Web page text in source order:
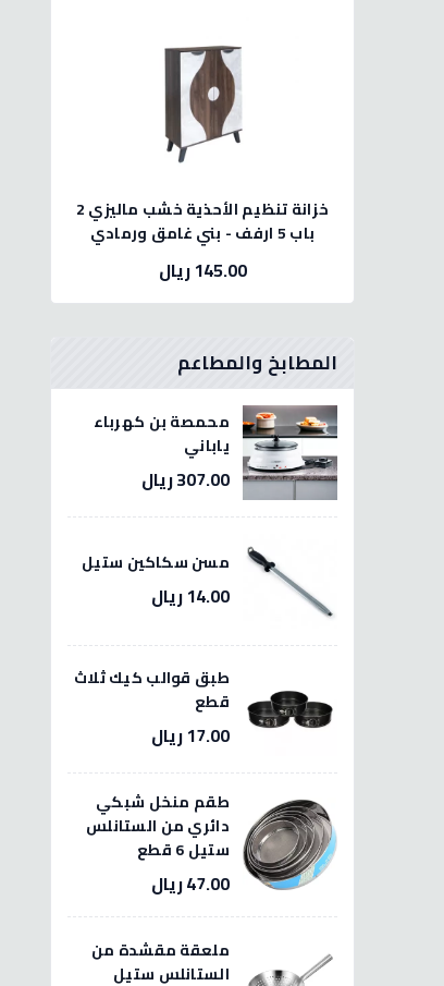
خزانة تنظيم الأحذية خشب ماليزي 2
باب 5 ارفف - بني غامق ورمادي
145.00 ريال
المطابخ والمطاعم
محمصة بن كهرباء
ياباني
307.00 ريال
مسن سكاكين ستيل
14.00 ريال
طبق قوالب كيك ثلاث
قطع
17.00 ريال
طقم منخل شبكي
دائري من الستانلس
ستيل 6 قطع
47.00 ريال
ملعقة مقشدة من
الستانلس ستيل